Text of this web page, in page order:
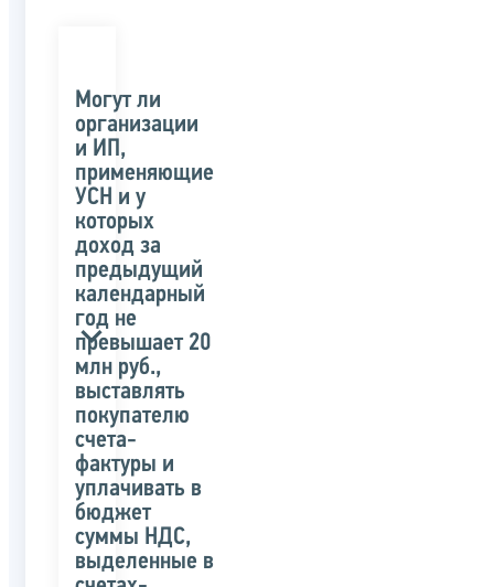
Могут ли
организации
и ИП,
применяющие
УСН и у
которых
доход за
предыдущий
календарный
год не
превышает 20
млн руб.,
выставлять
покупателю
счета-
фактуры и
уплачивать в
бюджет
суммы НДС,
выделенные в